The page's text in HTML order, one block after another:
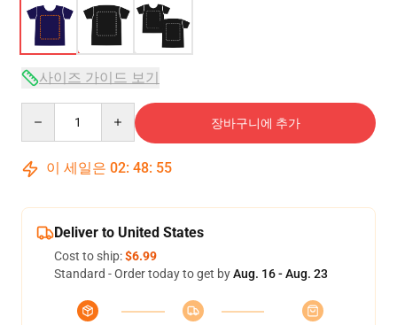
사이즈 가이드 보기
장바구니에 추가
이 세일은 02: 48: 54
Deliver to United States
Cost to ship:$6.99
Standard - Order today to get byAug. 16 - Aug. 23